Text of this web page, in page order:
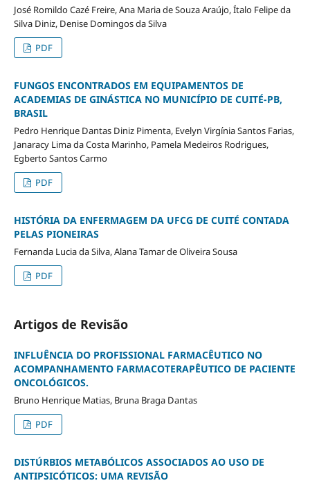
José Romildo Cazé Freire, Ana Maria de Souza Araújo, Ítalo Felipe da
Silva Diniz, Denise Domingos da Silva
PDF
FUNGOS ENCONTRADOS EM EQUIPAMENTOS DE
ACADEMIAS DE GINÁSTICA NO MUNICÍPIO DE CUITÉ-PB,
BRASIL
Pedro Henrique Dantas Diniz Pimenta, Evelyn Virgínia Santos Farias,
Janaracy Lima da Costa Marinho, Pamela Medeiros Rodrigues,
Egberto Santos Carmo
PDF
HISTÓRIA DA ENFERMAGEM DA UFCG DE CUITÉ CONTADA
PELAS PIONEIRAS
Fernanda Lucia da Silva, Alana Tamar de Oliveira Sousa
PDF
Artigos de Revisão
INFLUÊNCIA DO PROFISSIONAL FARMACÊUTICO NO
ACOMPANHAMENTO FARMACOTERAPÊUTICO DE PACIENTE
ONCOLÓGICOS.
Bruno Henrique Matias, Bruna Braga Dantas
PDF
DISTÚRBIOS METABÓLICOS ASSOCIADOS AO USO DE
ANTIPSICÓTICOS: UMA REVISÃO